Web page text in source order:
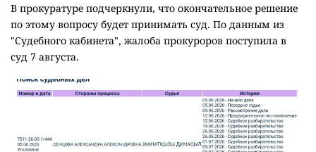
В прокуратуре подчеркнули, что окончательное решение
по этому вопросу будет принимать суд. По данным из
"Судебного кабинета", жалоба прокуроров поступила в
суд 7 августа.